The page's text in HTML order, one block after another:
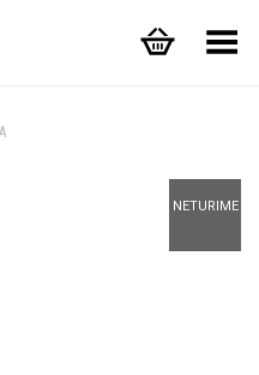
Toggle Menu
NETURIME